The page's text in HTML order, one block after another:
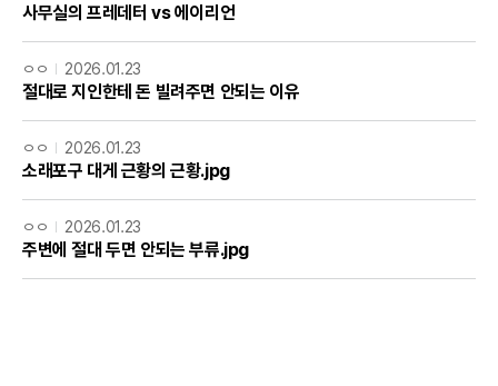
사무실의 프레데터 vs 에이리언
ㅇㅇ 2026.01.23
절대로 지인한테 돈 빌려주면 안되는 이유
ㅇㅇ 2026.01.23
소래포구 대게 근황의 근황.jpg
ㅇㅇ 2026.01.23
주변에 절대 두면 안되는 부류.jpg